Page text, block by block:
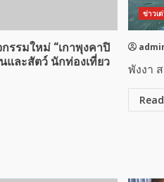
รรมใหม่ “เกาพุงคาปิ
และสัตว์ นักท่องเที่ยว
ข่าวเ
พังงา